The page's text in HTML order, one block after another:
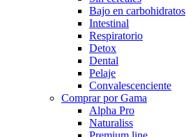
Bajo en carbohidratos
Intestinal
Respiratorio
Detox
Dental
Pelaje
Convalescenciente
Comprar por Gama
Alpha Pro
Naturaliss